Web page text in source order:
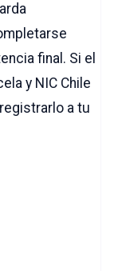
final. Si el
y NIC Chile
a tu